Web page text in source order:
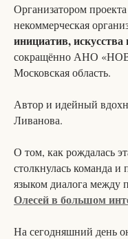
Организатором
некоммерческая
инициатив,
сокращённо АНО
Московская область.
Автор и идейный
Ливанова.
О том, как рождалась
столкнулась команда и
языком диалога между
Олесей в большом
На сегодняшний день